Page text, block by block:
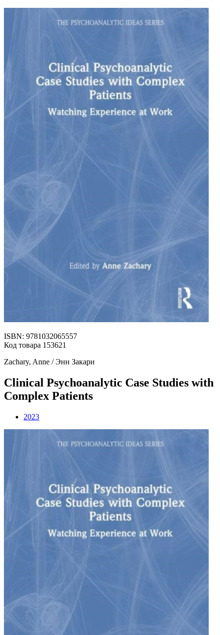
ISBN: 9781032065557
Код товара 153621
Zachary, Anne / Энн Закари
Clinical Psychoanalytic Case Studies with
Complex Patients
2023